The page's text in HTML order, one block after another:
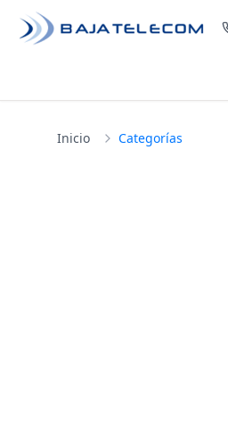
Inicio Categorías